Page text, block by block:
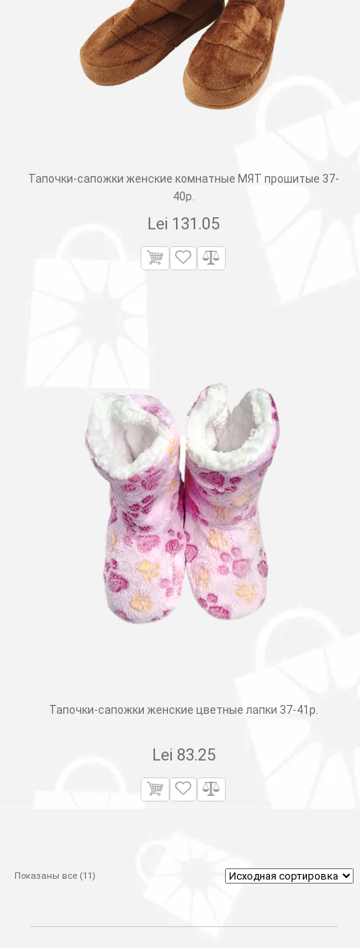
Тапочки-сапожки женские комнатные МЯТ прошитые 37-
40р.
Lei 131.05
Тапочки-сапожки женские цветные лапки 37-41р.
Lei 83.25
Показаны все (11)